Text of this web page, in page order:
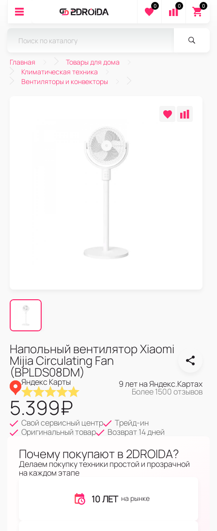
0 0 0
Главная
Товары для дома
Климатическая техника
Вентиляторы и конвекторы
Напольный вентилятор Xiaomi
Mijia Circulating Fan
(BPLDS08DM)
Яндекс Карты 9 лет на Яндекс.Картах
Более 1500 отзывов
5.399₽
Свой сервисный центр
Трейд-ин
Оригинальный товар
Возврат 14 дней
Почему покупают в 2DROIDA?
Делаем покупку техники простой и прозрачной
на каждом этапе
10 ЛЕТ на рынке